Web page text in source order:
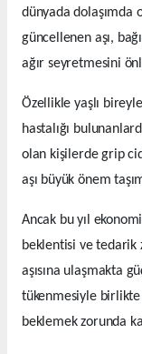
dünyada dolaşımda
güncellenen aşı,
ağır seyretmesini
Özellikle yaşlı
hastalığı
olan kişilerde grip
aşı büyük önem
Ancak bu yıl
beklentisi ve tedarik
aşısına ulaşmakta
tükenmesiyle birlikte
beklemek zorunda